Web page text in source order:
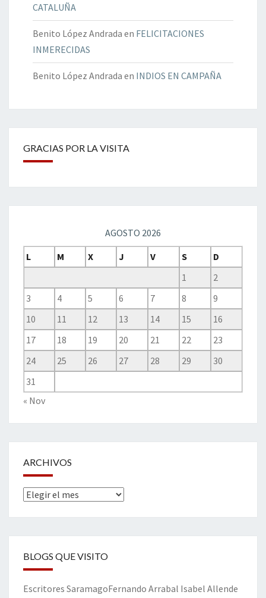
CATALUÑA
Benito López Andrada en FELICITACIONES
INMERECIDAS
Benito López Andrada en INDIOS EN CAMPAÑA
GRACIAS POR LA VISITA
AGOSTO 2026
L
M X J V S
D
1
2
3
4 5 6 7 8
9
10
11 12 13 14 15
16
17
18 19 20 21 22
23
24
25 26 27 28 29
30
31
« Nov
ARCHIVOS
Archivos
BLOGS QUE VISITO
Escritores SaramagoFernando Arrabal Isabel Allende